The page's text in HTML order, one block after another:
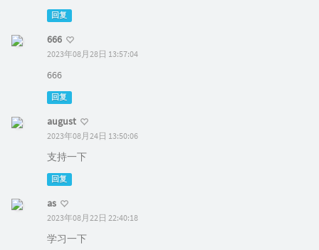
回复
666
2023年08月28日 13:57:04
666
回复
august
2023年08月24日 13:50:06
支持一下
回复
as
2023年08月22日 22:40:18
学习一下